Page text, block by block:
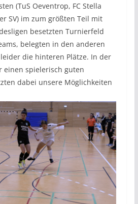
(TuS Oeventrop, FC Stella
SV) im zum größten Teil mit
besetzten Turnierfeld
belegten in den anderen
die hinteren Plätze. In der
einen spielerisch guten
dabei unsere Möglichkeiten